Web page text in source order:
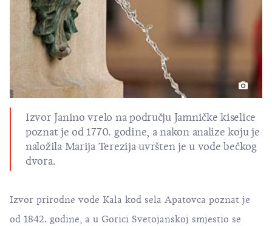
Izvor Janino vrelo na području Jamničke kiselice
poznat je od 1770. godine, a nakon analize koju je
naložila Marija Terezija uvršten je u vode bečkog
dvora.
Izvor prirodne vode Kala kod sela Apatovca poznat je
od 1842. godine, a u Gorici Svetojanskoj smjestio se